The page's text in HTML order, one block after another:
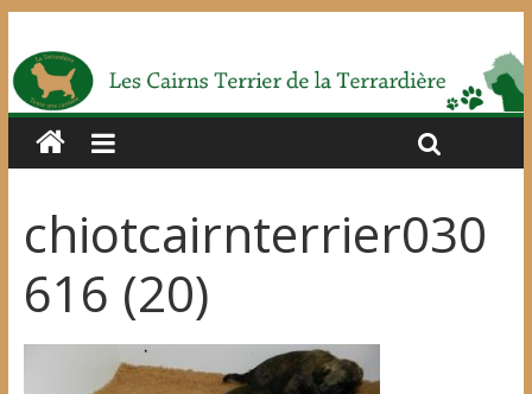
chiotcairnterrier030
616 (20)